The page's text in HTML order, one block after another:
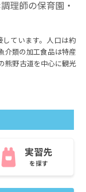
理師の保育園・
ています。人口は約
介類の加工食品は特産
熊野古道を中心に観光
実習先
を探す